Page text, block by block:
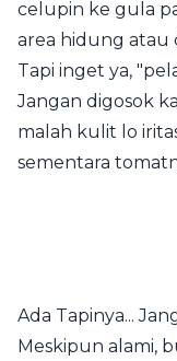
celupin ke gula
area hidung atau
Tapi inget ya,
Jangan digosok
malah kulit lo
sementara
Ada Tapinya...
Meskipun alami,